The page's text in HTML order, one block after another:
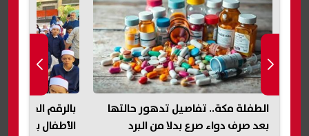
الطفلة مكة.. تفاصيل تدهور حالتها
بعد صرف دواء صرع بدلا من البرد
بالرقم
الأطفال بالأزهر 2026 واولى ابتدائي